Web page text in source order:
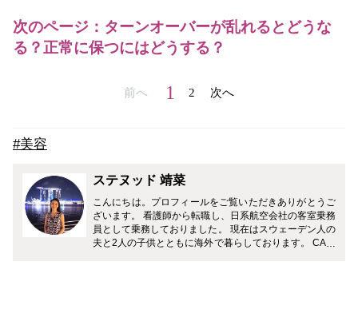
次のページ：ターンオーバーが乱れるとどうな
る？正常に保つにはどうする？
前へ 1 2 次へ
#美容
ステヌッド 靖菜
こんにちは。プロフィールをご覧いただきありがとうご
ざいます。 看護師から転職し、日系航空会社の客室乗務
員として乗務しておりました。 現在はスウェーデン人の
夫と2人の子供とともに海外で暮らしております。 CAメ